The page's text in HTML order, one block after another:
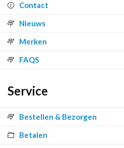
Contact
Nieuws
Merken
FAQS
Service
Bestellen & Bezorgen
Betalen